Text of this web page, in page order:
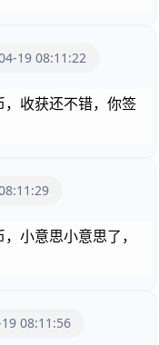
19 08:11:22
收获还不错，你签
小意思小意思了，
08:11:56